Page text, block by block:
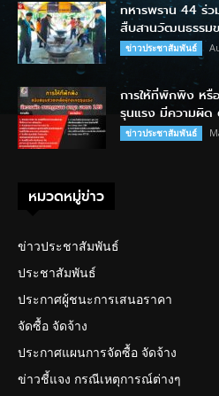
ทหารพราน 44 ร่
สืบสานวัฒนธรรม
ข่าวประชาสัมพันธ์
การให้ที่พักพิง หรื
รุนแรง มีความผิด
ข่าวประชาสัมพันธ์
หมวดหมู่ข่าว
ข่าวประชาสัมพันธ์
ประชาสัมพันธ์
ประกาศผู้ชนะการเสนอราคา
จัดซื้อ จัดจ้าง
ประกาศแผนการจัดซื้อ จัดจ้าง
ข่าวชี้แจง กรณีเหตุการณ์ต่างๆ